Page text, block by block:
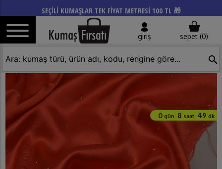
SEÇİLİ KUMAŞLAR TEK FİYAT METRESİ 100 TL 🎁
giriş sepet (0)
search
0gün 8 saat 49 dk